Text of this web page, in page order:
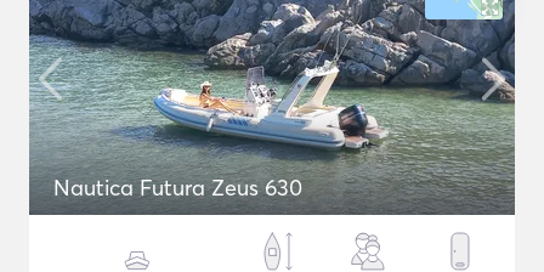
Nautica Futura Zeus 630